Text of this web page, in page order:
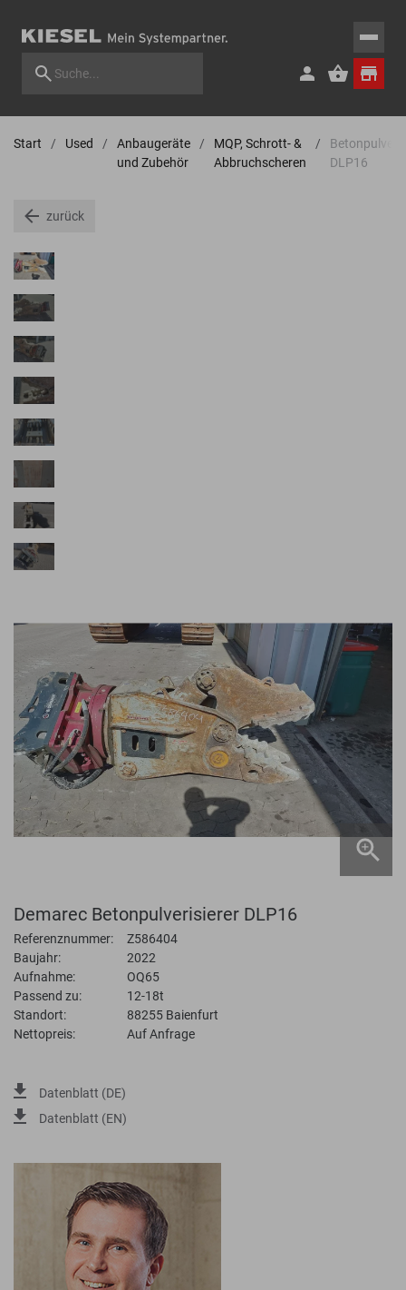
Start Used
Anbaugeräte
und Zubehör
MQP, Schrott- &
Abbruchscheren
DLP16
zurück
Demarec Betonpulverisierer DLP16
Referenznummer:
Z586404
Baujahr:
2022
Aufnahme:
OQ65
Passend zu:
12-18t
Standort:
88255 Baienfurt
Nettopreis:
Auf Anfrage
Datenblatt (DE)
Datenblatt (EN)